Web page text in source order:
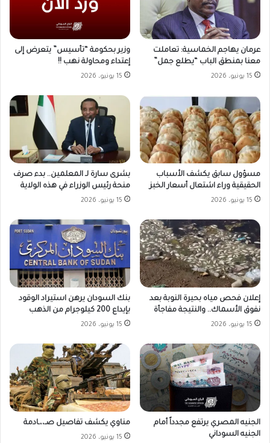
عرمان يهاجم الخماسية: تعاملت
معنا بمنطق الباب “يطلع جمل”
15 يونيو، 2026
وزير بحكومة “تأسيس” يتعرض إلى
إعتداء ومحاولة نهب !!
15 يونيو، 2026
مسؤول سابق يكشف الأسباب
الحقيقية وراء اشتعال أسعار الخبز
15 يونيو، 2026
بشرى سارة لـ المعلمين.. بدء صرف
منحة رئيس الوزراء في هذه الولاية
15 يونيو، 2026
إعلان فحص مياه بحيرة النوبة بعد
نفوق الأسماك.. والنتيجة مفاجأة
15 يونيو، 2026
بنك السودان يرهن استيراد الوقود
بإيداع 200 كيلوجرام من الذهب
15 يونيو، 2026
الجنيه المصري يرتفع مجدداً أمام
الجنيه السوداني
مناوي يكشف تفاصيل صـ،،ـادمة
15 يونيو، 2026